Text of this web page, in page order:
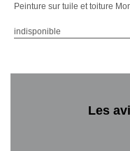
Peinture sur tuile et toiture
indisponible
Les